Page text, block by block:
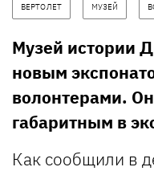
ВЕРТОЛЕТ МУЗЕЙ
Музей истории
новым
волонтерами.
габаритным в
Как сообщили в